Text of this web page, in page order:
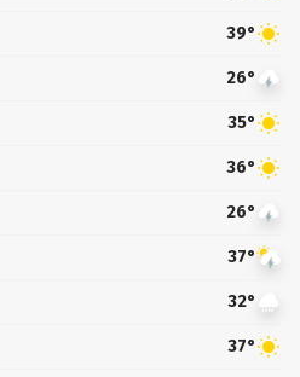
39°
26°
35°
36°
26°
37°
32°
37°